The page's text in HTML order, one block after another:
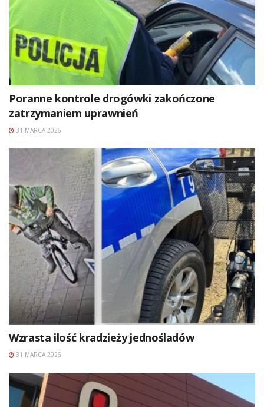
Poranne kontrole drogówki zakończone
zatrzymaniem uprawnień
31 MARCA 2026
Wzrasta ilość kradzieży jednośladów
31 MARCA 2026